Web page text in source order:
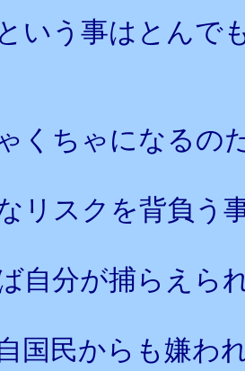
いう事はとんで
くちゃになるの
リスクを背負う
自分が捕らえら
国民からも嫌わ